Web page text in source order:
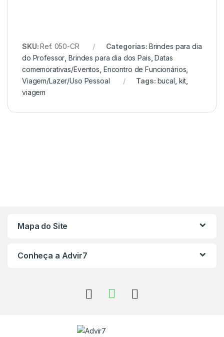
SKU:Ref. 050-CR Categorias: Brindes para dia
do Professor ,Brindes para dia dos Pais ,Datas
comemorativas/Eventos Encontro de Funcionários
Viagem/Lazer/Uso Pessoal
Tags: bucal kit
viagem
Mapa do Site
Conheça a Advir7